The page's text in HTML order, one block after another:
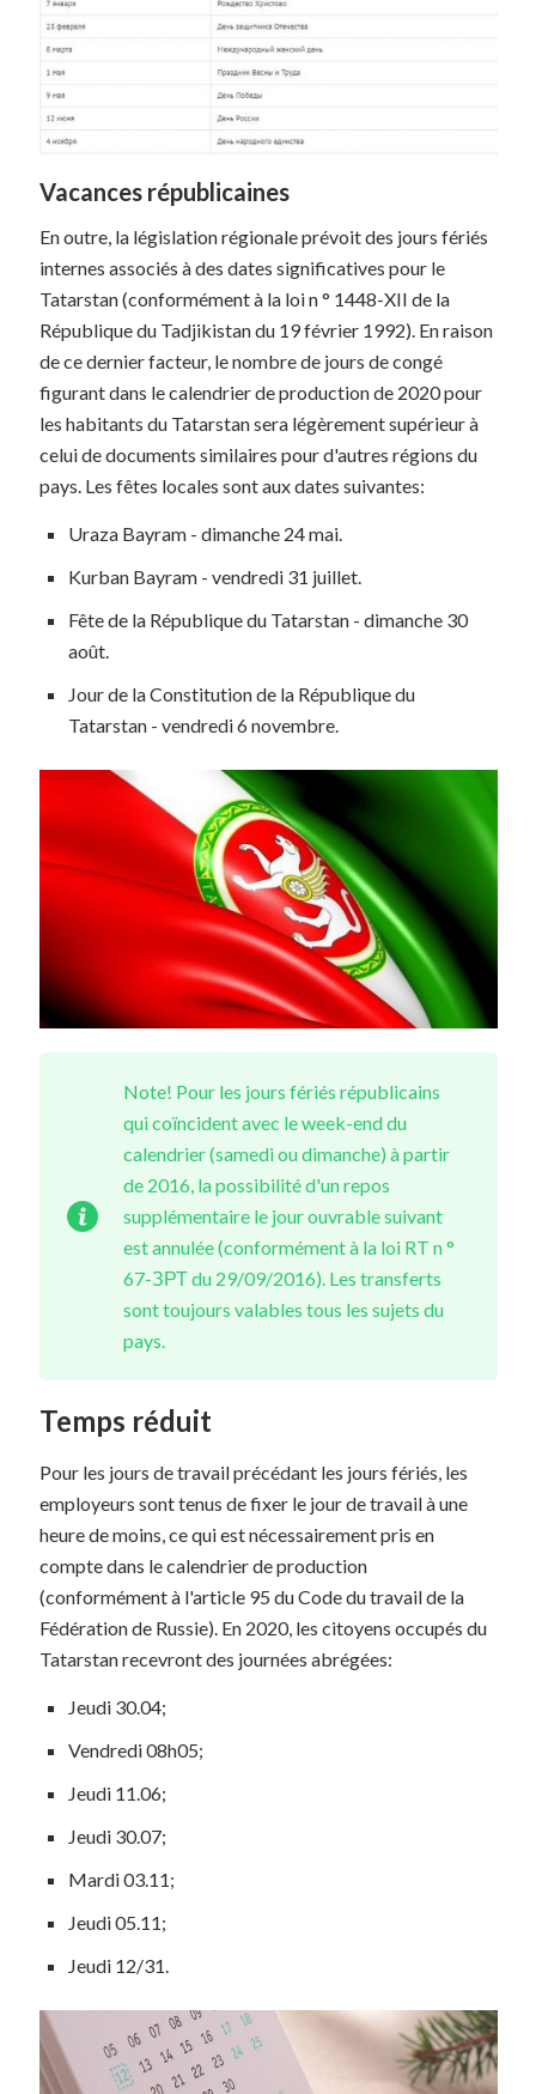
Vacances républicaines
En outre, la législation régionale prévoit des jours fériés
internes associés à des dates significatives pour le
Tatarstan (conformément à la loi n ° 1448-XII de la
République du Tadjikistan du 19 février 1992). En raison
de ce dernier facteur, le nombre de jours de congé
figurant dans le calendrier de production de 2020 pour
les habitants du Tatarstan sera légèrement supérieur à
celui de documents similaires pour d'autres régions du
pays. Les fêtes locales sont aux dates suivantes:
Uraza Bayram - dimanche 24 mai.
Kurban Bayram - vendredi 31 juillet.
Fête de la République du Tatarstan - dimanche 30
août.
Jour de la Constitution de la République du
Tatarstan - vendredi 6 novembre.
Note! Pour les jours fériés républicains
qui coïncident avec le week-end du
calendrier (samedi ou dimanche) à partir
de 2016, la possibilité d'un repos
supplémentaire le jour ouvrable suivant
est annulée (conformément à la loi RT n °
67-ЗРТ du 29/09/2016). Les transferts
sont toujours valables tous les sujets du
pays.
Temps réduit
Pour les jours de travail précédant les jours fériés, les
employeurs sont tenus de fixer le jour de travail à une
heure de moins, ce qui est nécessairement pris en
compte dans le calendrier de production
(conformément à l'article 95 du Code du travail de la
Fédération de Russie). En 2020, les citoyens occupés du
Tatarstan recevront des journées abrégées:
Jeudi 30.04;
Vendredi 08h05;
Jeudi 11.06;
Jeudi 30.07;
Mardi 03.11;
Jeudi 05.11;
Jeudi 12/31.